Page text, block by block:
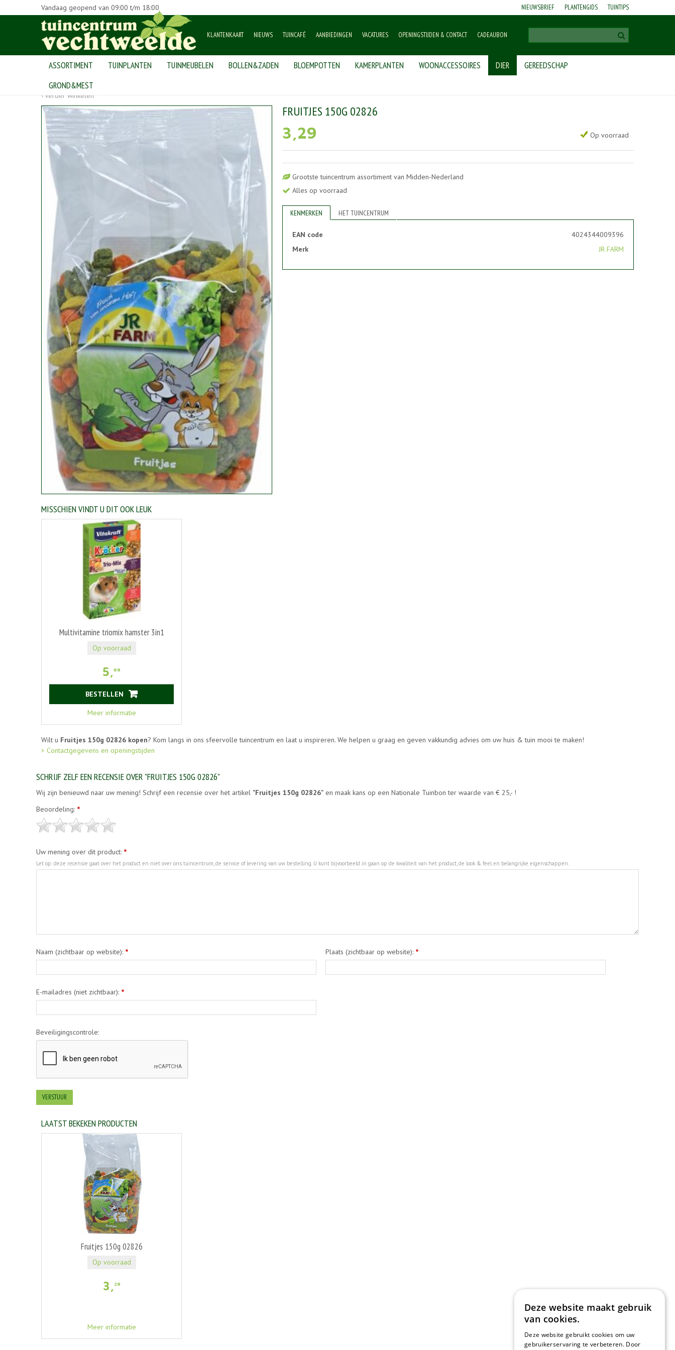
Home > Producten
Vandaag geopend van 09:00 t/m 18:00 NIEUWSBRIEF PLANTENGIDS TUINTIPS
KLANTENKAART NIEUWS TUINCAFÉ AANBIEDINGEN VACATURES OPENINGSTIJDEN & CONTACT CADEAUBON
ASSORTIMENT TUINPLANTEN TUINMEUBELEN BOLLEN&ZADEN BLOEMPOTTEN KAMERPLANTEN WOONACCESSOIRES DIER
GEREEDSCHAP
GROND&MEST
Verder winkelen
FRUITJES 150G 02826
3,29 Op voorraad
Grootste tuincentrum assortiment van Midden-Nederland
Alles op voorraad
KENMERKEN HET TUINCENTRUM
EAN code
4024344009396
Merk
JR FARM
MISSCHIEN VINDT U DIT OOK LEUK
Multivitamine triomix hamster 3in1
5,69
Meer informatie
BESTELLEN
Op voorraad
Wilt u Fruitjes 150g 02826 kopen? Kom langs in ons sfeervolle tuincentrum en laat u inspireren. We helpen u graag en geven vakkundig advies om uw huis & tuin mooi te maken!
> Contactgegevens en openingstijden
SCHRIJF ZELF EEN RECENSIE OVER "FRUITJES 150G 02826"
Wij zijn benieuwd naar uw mening! Schrijf een recensie over het artikel "Fruitjes 150g 02826" en maak kans op een Nationale Tuinbon ter waarde van € 25,- !
Beoordeling: *
Uw mening over dit product: *
Let op: deze recensie gaat over het product en niet over ons tuincentrum, de service of levering van uw bestelling. U kunt bijvoorbeeld in gaan op de kwaliteit van het product, de look & feel en belangrijke eigenschappen.
Naam (zichtbaar op website): * Plaats (zichtbaar op website): *
E-mailadres (niet zichtbaar): *
Beveiligingscontrole:
LAATST BEKEKEN PRODUCTEN
Fruitjes 150g 02826
3,29
Meer informatie
Op voorraad
Deze website maakt gebruik
van cookies.
Deze website gebruikt cookies om uw
gebruikerservaring te verbeteren. Door